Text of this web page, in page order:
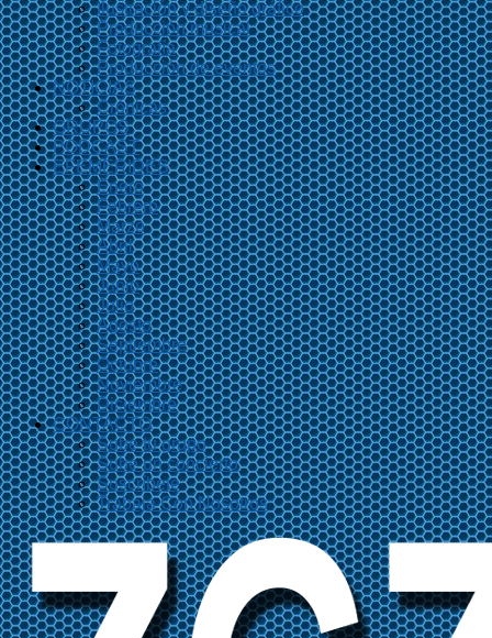
Ilustración y diseño gráfico
Producción musical
Fotografía
Producción de eventos
NOTICIAS
Crónicas
GRUPOS
PODCAST
EFEMÉRIDES
Enero
Febrero
Marzo
Abril
Mayo
Junio
Julio
Agosto
Septiembre
Octubre
Noviembre
Diciembre
CONTACTO
Sube tu grupo
Sube un concierto
Suscríbete
Trabaja Con Nosotros